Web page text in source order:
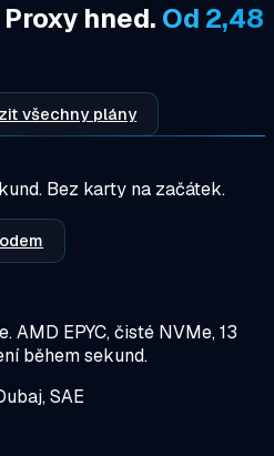
hned. Od 2,48
všechny plány
Bez karty na začátek.
AMD EPYC, čisté NVMe, 13
během sekund.
SAE